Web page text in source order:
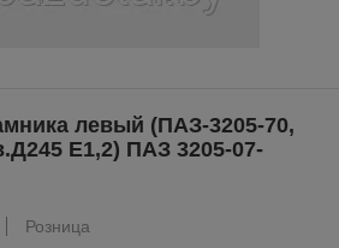
левый (ПАЗ-3205-70,
Е1,2) ПАЗ 3205-07-
Розница